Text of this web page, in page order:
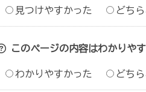
見つけやすかった どち
このページの内容はわかりや
わかりやすかった どち